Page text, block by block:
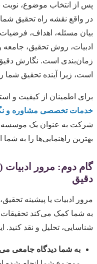
پس از انتخاب موضوع، نوبت
در واقع نقشه راه تحقیق
بیان مسئله، اهداف،
ادبیات، روش تحقیق، جامعه
زمان‌بندی است. نگارش
است، زیرا آینده تحقیق شما
برای اطمینان از کیفیت و
خدمات تخصصی مشاوره و
شرکت به عنوان یک موسسه
بهترین راهنمایی‌ها را به شما
دقیق
مرور ادبیات یا پیشینه
به شما کمک می‌کند تحقیقات
شناسایی، تحلیل و نقد کنید.
به شما دیدگاه جامعی